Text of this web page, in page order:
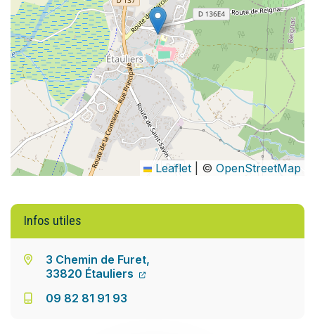
Leaflet © OpenStreetMap
Infos utiles
3 Chemin de Furet,
33820 Étauliers
09 82 81 91 93